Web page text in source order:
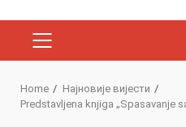
PRIMARY
Home
Најновије вијести
Predstavljena knjiga „Spasavanje